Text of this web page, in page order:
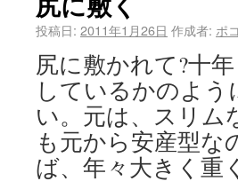
投稿日: 2011年1月26日 作成者: ポ
尻に敷かれて?十
しているかのよ
い。元は、スリム
も元から安産型
ば、年々大きく